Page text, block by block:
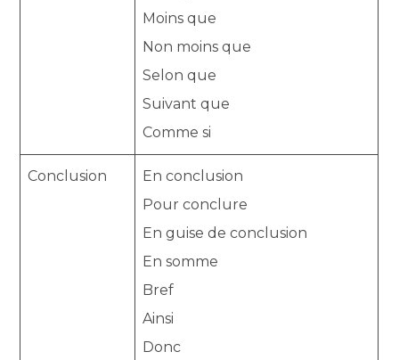
Moins que
Non moins que
Selon que
Suivant que
Comme si
Conclusion
En conclusion
Pour conclure
En guise de conclusion
En somme
Bref
Ainsi
Donc